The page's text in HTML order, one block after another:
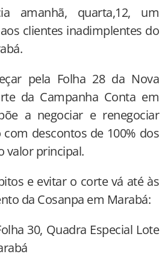
amanhã, quarta,12, um
clientes inadimplentes do
pela Folha 28 da Nova
da Campanha Conta em
a negociar e renegociar
descontos de 100% dos
valor principal.
e evitar o corte vá até às
da Cosanpa em Marabá:
30, Quadra Especial Lote